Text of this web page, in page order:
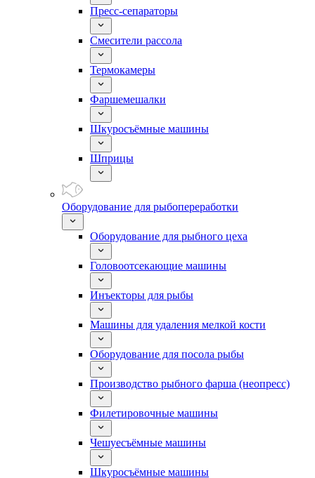
Пресс-сепараторы
Смесители рассола
Термокамеры
Фаршемешалки
Шкуросъёмные машины
Шприцы
Оборудование для рыбопереработки
Оборудование для рыбного цеха
Головоотсекающие машины
Инъекторы для рыбы
Машины для удаления мелкой кости
Оборудование для посола рыбы
Производство рыбного фарша (неопресс)
Филетировочные машины
Чешуесъёмные машины
Шкуросъёмные машины